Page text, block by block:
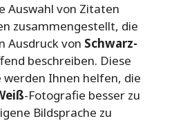
Auswahl von Zitaten
zusammengestellt, die
Ausdruck von Schwarz-
beschreiben. Diese
Ihnen helfen, die
-Fotografie besser zu
Bildsprache zu